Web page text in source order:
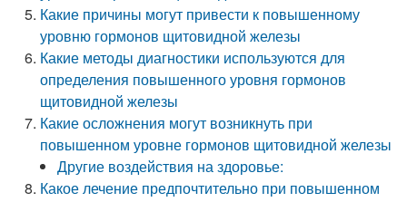
Какие причины могут привести к повышенному
уровню гормонов щитовидной железы
Какие методы диагностики используются для
определения повышенного уровня гормонов
щитовидной железы
Какие осложнения могут возникнуть при
повышенном уровне гормонов щитовидной железы
Другие воздействия на здоровье:
Какое лечение предпочтительно при повышенном